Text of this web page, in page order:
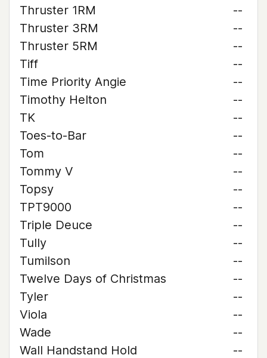
Thruster 1RM
--
Thruster 3RM
--
Thruster 5RM
--
Tiff
--
Time Priority Angie
--
Timothy Helton
--
TK
--
Toes-to-Bar
--
Tom
--
Tommy V
--
Topsy
--
TPT9000
--
Triple Deuce
--
Tully
--
Tumilson
--
Twelve Days of Christmas
--
Tyler
--
Viola
--
Wade
--
Wall Handstand Hold
--